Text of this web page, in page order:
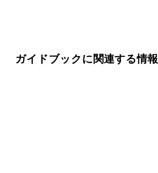
ガイドブックに関連する情報